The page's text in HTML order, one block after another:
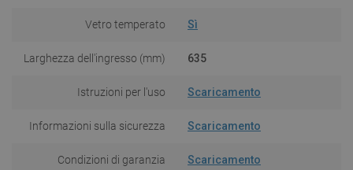
Vetro temperato Sì
Larghezza dell'ingresso (mm) 635
Istruzioni per l'uso Scaricamento
Informazioni sulla sicurezza Scaricamento
Condizioni di garanzia Scaricamento